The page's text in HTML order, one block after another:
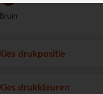
Bruin
drukpositie
drukkleuren